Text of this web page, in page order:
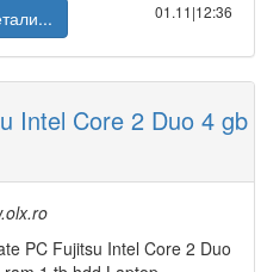
01.11|12:36
Intel Core 2 Duo 4 gb
PC Fujitsu Intel Core 2 Duo